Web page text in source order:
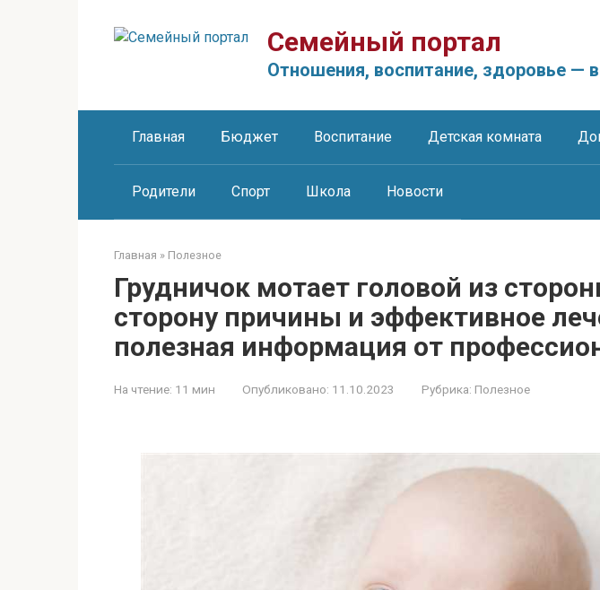
Семейный портал
Отношения, воспитание, здоровье —
Главная Бюджет Воспитание Детская комната
Родители Спорт Школа Новости
Главная » Полезное
Грудничок мотает головой из
сторону причины и эффективное
полезная информация от
На чтение: 11 мин Опубликовано: 11.10.2023 Рубрика: Полезное